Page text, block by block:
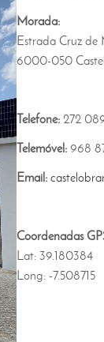
Morada:
Estrada Cruz de
6000-050
Telefone:272
Telemóvel: 968
Email:
Coordenadas
Lat: 39.180384
Long: -7.508715